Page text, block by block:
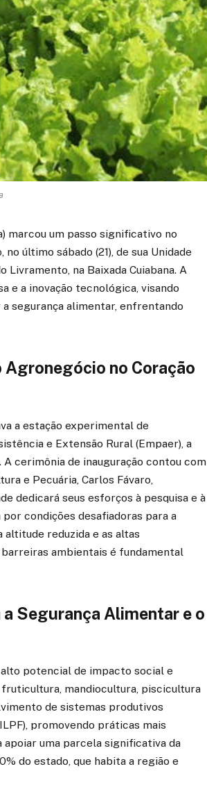
marcou um passo significativo no
último sábado (21), de sua Unidade
Livramento, na Baixada Cuiabana. A
e a inovação tecnológica, visando
segurança alimentar, enfrentando
Agronegócio no Coração
a estação experimental de
e Extensão Rural (Empaer), a
cerimônia de inauguração contou com
e Pecuária, Carlos Fávaro,
dedicará seus esforços à pesquisa e à
condições desafiadoras para a
reduzida e as altas
ambientais é fundamental
Segurança Alimentar e o
potencial de impacto social e
mandiocultura, piscicultura
de sistemas produtivos
promovendo práticas mais
uma parcela significativa da
do estado, que habita a região e